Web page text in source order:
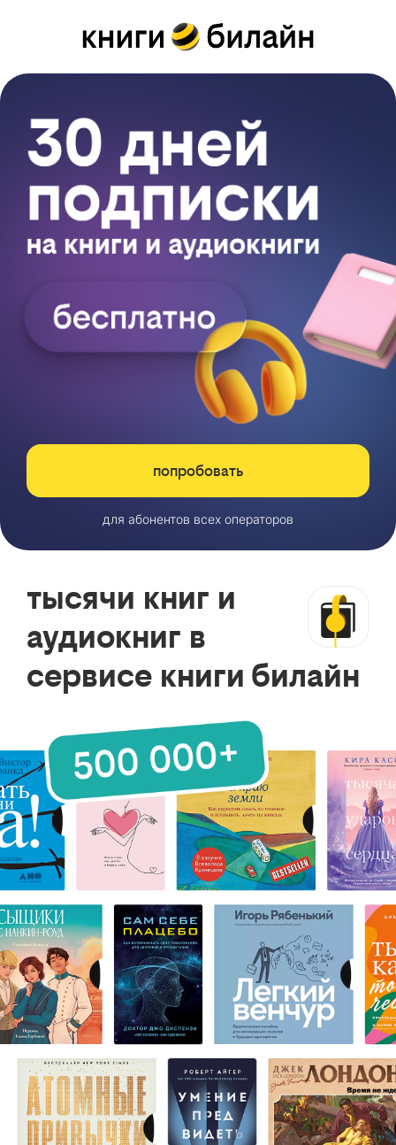
попробовать
для абонентов всех операторов
тысячи книг и
аудиокниг в
сервисе книги билайн